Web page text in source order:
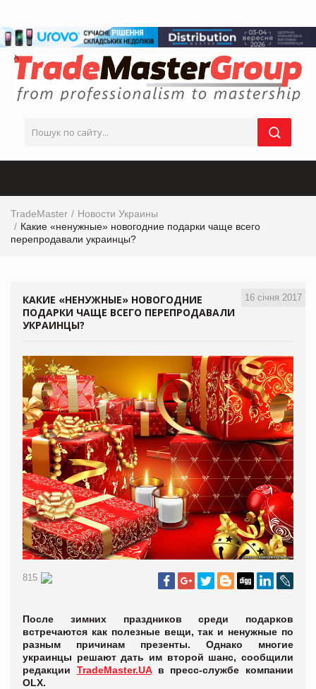
TradeMaster
Новости Украины
Какие «ненужные» новогодние подарки чаще всего
перепродавали украинцы?
16 січня 2017
КАКИЕ «НЕНУЖНЫЕ» НОВОГОДНИЕ
ПОДАРКИ ЧАЩЕ ВСЕГО ПЕРЕПРОДАВАЛИ
УКРАИНЦЫ?
815
После зимних праздников среди подарков
встречаются как полезные вещи, так и ненужные по
разным причинам презенты. Однако многие
украинцы решают дать им второй шанс, сообщили
редакции TradeMaster.UAв пресс-службе компании
OLX.